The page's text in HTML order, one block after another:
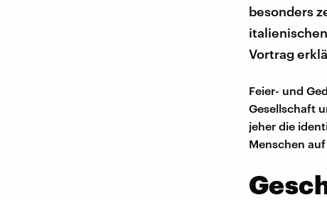
besonders
Vortrag
Feier- und
Gesellschaft
jeher die
Menschen